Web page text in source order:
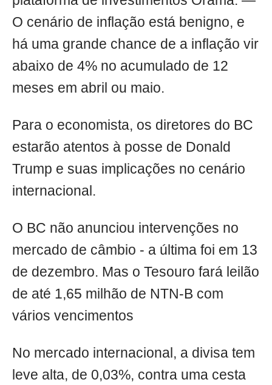
O cenário de inflação está benigno, e
há uma grande chance de a inflação vir
abaixo de 4% no acumulado de 12
meses em abril ou maio.
Para o economista, os diretores do BC
estarão atentos à posse de Donald
Trump e suas implicações no cenário
internacional.
O BC não anunciou intervenções no
mercado de câmbio - a última foi em 13
de dezembro. Mas o Tesouro fará leilão
de até 1,65 milhão de NTN-B com
vários vencimentos
No mercado internacional, a divisa tem
leve alta, de 0,03%, contra uma cesta